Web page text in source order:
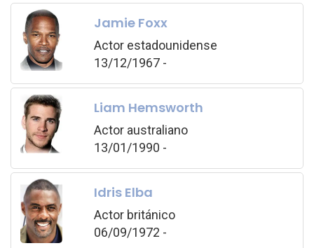
Jamie Foxx
Actor estadounidense
13/12/1967 -
Liam Hemsworth
Actor australiano
13/01/1990 -
Idris Elba
Actor británico
06/09/1972 -